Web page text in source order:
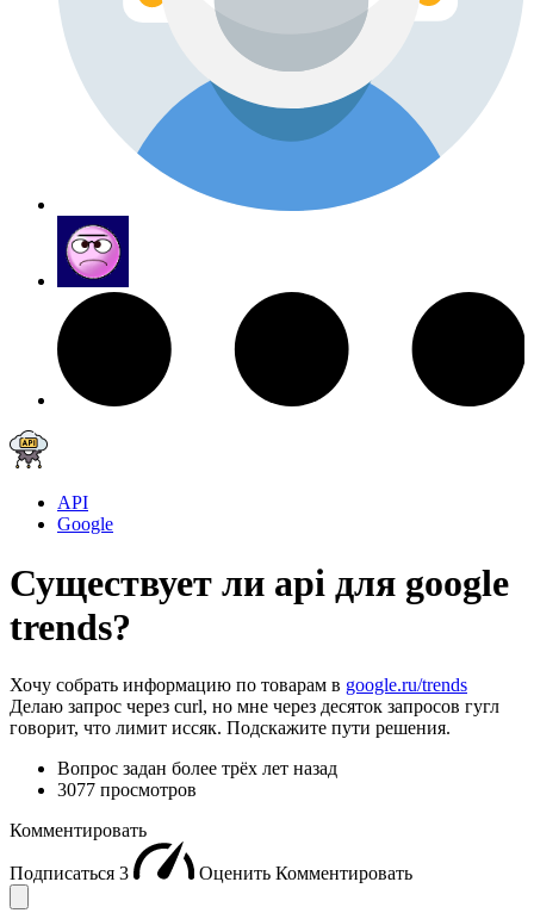
API
Google
Существует ли api для google
trends?
Хочу собрать информацию по товарам в google.ru/trends
Делаю запрос через curl, но мне через десяток запросов гугл
говорит, что лимит иссяк. Подскажите пути решения.
Вопрос задан более трёх лет назад
3077 просмотров
Комментировать
Подписаться 3 Оценить Комментировать